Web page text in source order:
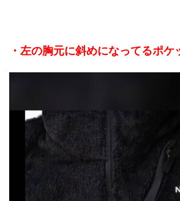
・左の胸元に斜めになってるポケ